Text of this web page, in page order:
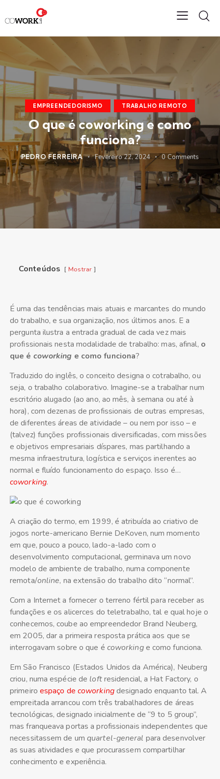
EMPREENDEDORISMO TRABALHO REMOTO
O que é coworking e como
funciona?
PEDRO FERREIRA Fevereiro 22, 2024 0 Comments
Conteúdos Mostrar
É uma das tendências mais atuais e marcantes do mundo
do trabalho, e sua organização, nos últimos anos. E a
pergunta ilustra a entrada gradual de cada vez mais
profissionais nesta modalidade de trabalho: mas, afinal, o
que é coworking e como funciona?
Traduzido do inglês, o conceito designa o cotrabalho, ou
seja, o trabalho colaborativo. Imagine-se a trabalhar num
escritório alugado (ao ano, ao mês, à semana ou até à
hora), com dezenas de profissionais de outras empresas,
de diferentes áreas de atividade – ou nem por isso – e
(talvez) funções profissionais diversificadas, com missões
e objetivos empresariais díspares, mas partilhando a
mesma infraestrutura, logística e serviços inerentes ao
normal e fluído funcionamento do espaço. Isso é…
coworking.
A criação do termo, em 1999, é atribuída ao criativo de
jogos norte-americano Bernie DeKoven, num momento
em que, pouco a pouco, lado-a-lado com o
desenvolvimento computacional, germinava um novo
modelo de ambiente de trabalho, numa componente
remota/online, na extensão do trabalho dito “normal”.
Com a Internet a fornecer o terreno fértil para receber as
fundações e os alicerces do teletrabalho, tal e qual hoje o
conhecemos, coube ao empreendedor Brand Neuberg,
em 2005, dar a primeira resposta prática aos que se
interrogavam sobre o que é coworkinge como funciona.
Em São Francisco (Estados Unidos da América), Neuberg
criou, numa espécie de loftresidencial, a Hat Factory, o
primeiro espaço de coworkingdesignado enquanto tal. A
empreitada arrancou com três trabalhadores de áreas
tecnológicas, designado inicialmente de “9 to 5 group”,
mas franqueava portas a profissionais independentes que
necessitassem de um quartel-general para desenvolver
as suas atividades e que procurassem compartilhar
conhecimento e experiência.